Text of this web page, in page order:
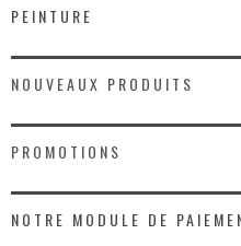
PEINTURE
NOUVEAUX PRODUITS
PROMOTIONS
NOTRE MODULE DE